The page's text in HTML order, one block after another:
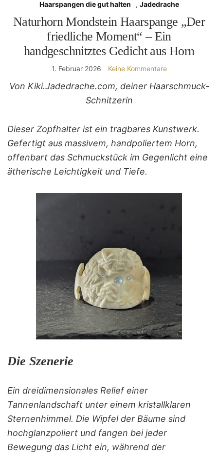
Haarspangen die gut halten , Jadedrache
Naturhorn Mondstein Haarspange „Der
friedliche Moment“ – Ein
handgeschnitztes Gedicht aus Horn
1. Februar 2026 Keine Kommentare
Von Kiki.Jadedrache.com, deiner Haarschmuck-
Schnitzerin
Dieser Zopfhalter ist ein tragbares Kunstwerk.
Gefertigt aus massivem, handpoliertem Horn,
offenbart das Schmuckstück im Gegenlicht eine
ätherische Leichtigkeit und Tiefe.
Die Szenerie
Ein dreidimensionales Relief einer
Tannenlandschaft unter einem kristallklaren
Sternenhimmel. Die Wipfel der Bäume sind
hochglanzpoliert und fangen bei jeder
Bewegung das Licht ein, während der